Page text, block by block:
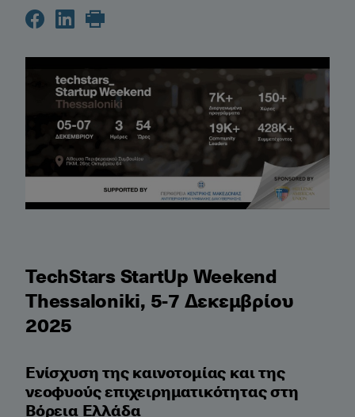
TechStars StartUp Weekend
Thessaloniki, 5-7 Δεκεμβρίου
2025
Ενίσχυση της καινοτομίας και της
νεοφυούς επιχειρηματικότητας στη
Βόρεια Ελλάδα